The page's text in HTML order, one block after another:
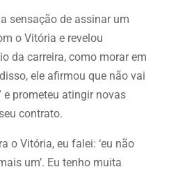
sensação de assinar um
o Vitória e revelou
da carreira, como morar em
ele afirmou que não vai
e prometeu atingir novas
contrato.
o Vitória, eu falei: ‘eu não
um’. Eu tenho muita